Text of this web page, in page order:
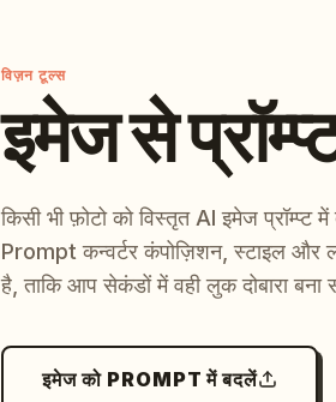
विज़न टूल्स
इमेज से
किसी भी फ़ोटो को विस्तृत AI इमेज
Prompt कन्वर्टर कंपोज़िशन, स्टाइल और
है, ताकि आप सेकंडों में वही लुक दोबारा बना
इमेज को PROMPT में बदलें